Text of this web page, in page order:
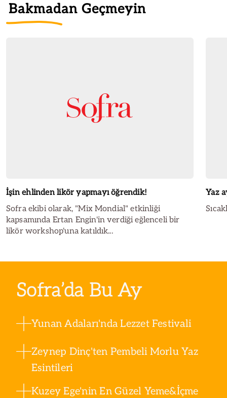
Bakmadan Geçmeyin
İşin ehlinden likör yapmayı öğrendik!
Sofra ekibi olarak, "Mix Mondial" etkinliği
kapsamında Ertan Engin'in verdiği eğlenceli bir
likör workshop'una katıldık...
Yaz
Sofra’da Bu Ay
Yunan Adaları'nda Lezzet Festivali
Zeynep Dinç'ten Pembeli Morlu Yaz
Esintileri
Kuzey Ege'nin En Güzel Yeme&İçme